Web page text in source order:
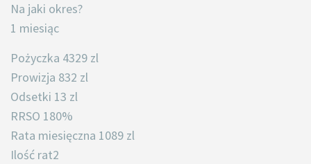
Na jaki okres?
1 miesiąc
Pożyczka 4329 zl
Prowizja 832 zl
Odsetki 13 zl
RRSO 180%
Rata miesięczna 1089 zl
Ilość rat2